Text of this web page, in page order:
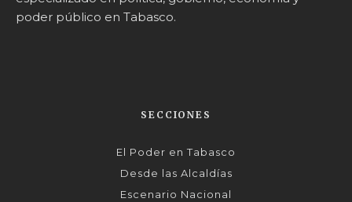
poder público en Tabasco.
SECCIONES
El Poder en Tabasco
Desde las Alcaldías
Escenario Nacional